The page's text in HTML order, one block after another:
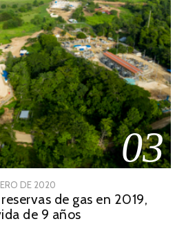
03
DE 2020
DE
JULIO
de gas en 2019,
de 9 años